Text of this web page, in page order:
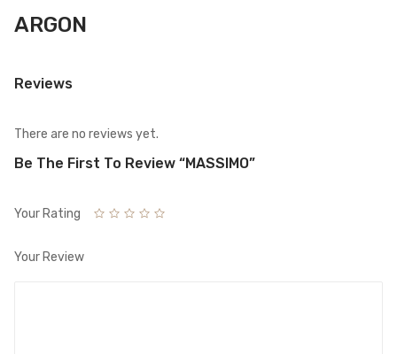
ARGON
Reviews
There are no reviews yet.
Be The First To Review “MASSIMO”
Your Rating
Your Review